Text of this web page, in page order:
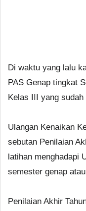
Di waktu yang lalu
PAS Genap tingkat
Kelas III yang
Ulangan Kenaikan
sebutan Penilaian
latihan menghadapi
semester genap
Penilaian Akhir